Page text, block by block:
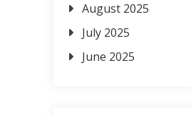
August 2025
July 2025
June 2025